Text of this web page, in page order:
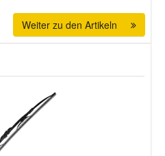
Weiter zu den Artikeln